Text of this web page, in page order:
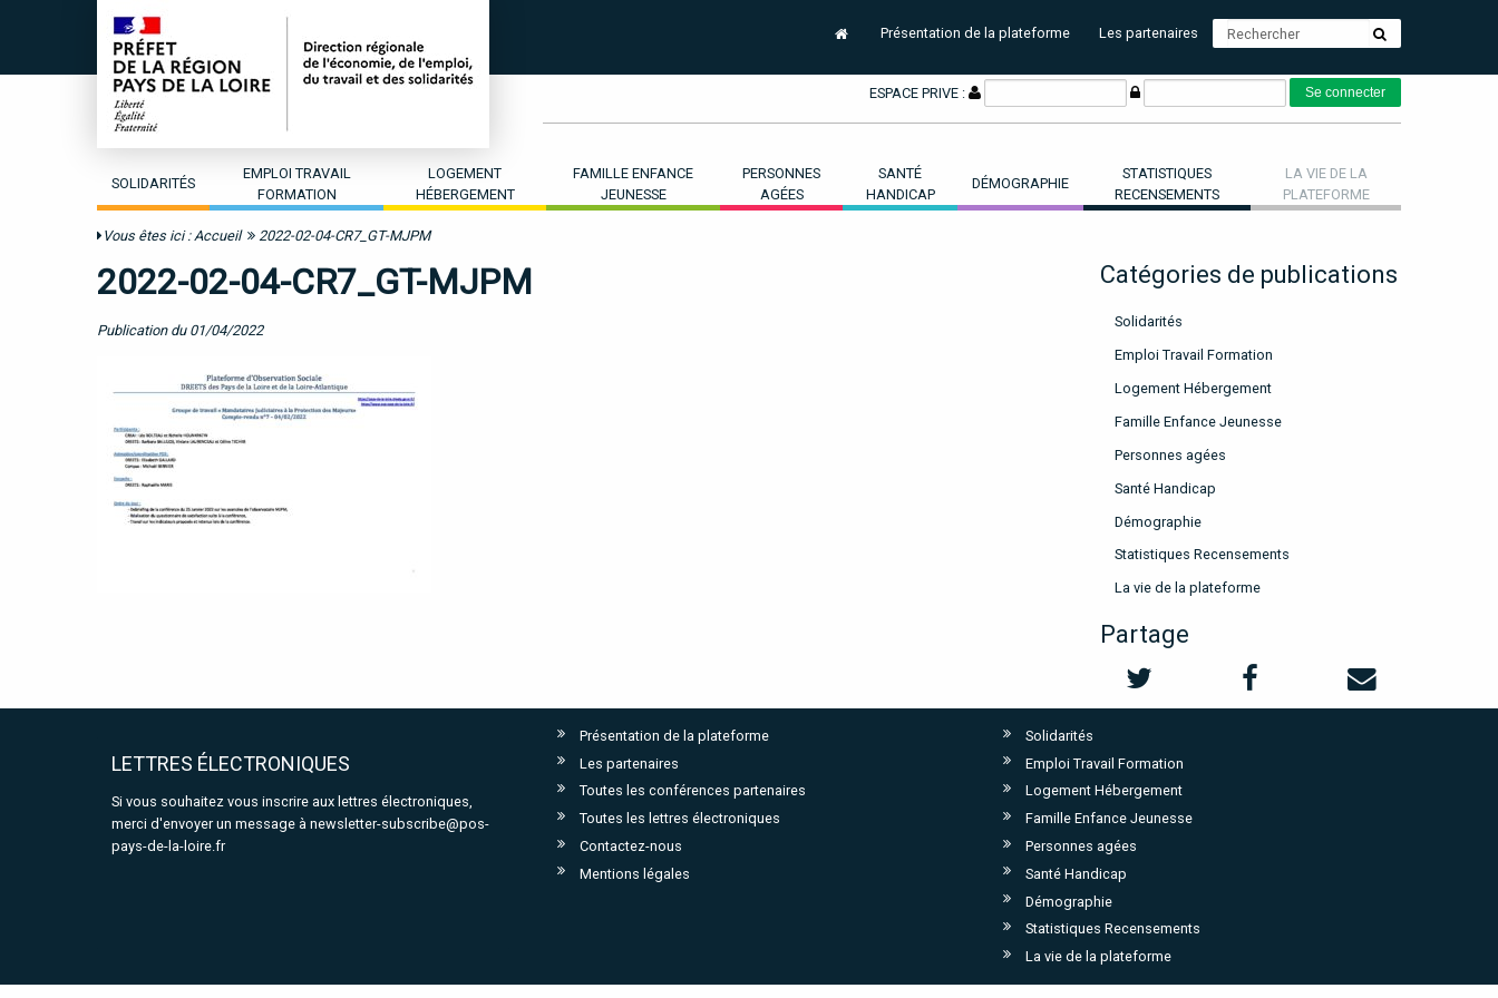
Présentation de la plateforme Les partenaires
ESPACE PRIVE :
SOLIDARITÉS
EMPLOI TRAVAIL
FORMATION
LOGEMENT
HÉBERGEMENT
FAMILLE ENFANCE
JEUNESSE
PERSONNES
AGÉES
SANTÉ
HANDICAP
DÉMOGRAPHIE
STATISTIQUES
RECENSEMENTS
LA VIE DE LA
PLATEFORME
Vous êtes ici : Accueil 2022-02-04-CR7_GT-MJPM
2022-02-04-CR7_GT-MJPM
Publication du 01/04/2022
Catégories de publications
Solidarités
Emploi Travail Formation
Logement Hébergement
Famille Enfance Jeunesse
Personnes agées
Santé Handicap
Démographie
Statistiques Recensements
La vie de la plateforme
Partage
LETTRES ÉLECTRONIQUES
Si vous souhaitez vous inscrire aux lettres électroniques,
merci d'envoyer un message à newsletter-subscribe@pos-
pays-de-la-loire.fr
Présentation de la plateforme
Les partenaires
Toutes les conférences partenaires
Toutes les lettres électroniques
Contactez-nous
Mentions légales
Solidarités
Emploi Travail Formation
Logement Hébergement
Famille Enfance Jeunesse
Personnes agées
Santé Handicap
Démographie
Statistiques Recensements
La vie de la plateforme